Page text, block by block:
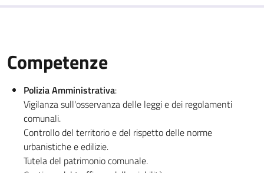
Competenze
Polizia Amministrativa:
Vigilanza sull'osservanza delle leggi e dei regolamenti
comunali.
Controllo del territorio e del rispetto delle norme
urbanistiche e edilizie.
Tutela del patrimonio comunale.